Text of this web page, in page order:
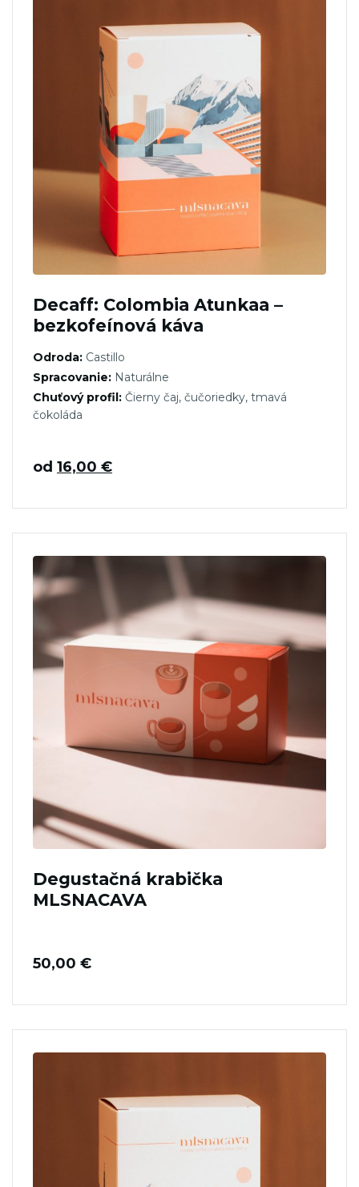
Decaff: Colombia Atunkaa –
bezkofeínová káva
Odroda: Castillo
Spracovanie: Naturálne
Chuťový profil: Čierny čaj, čučoriedky, tmavá
čokoláda
od 16,00 €
Degustačná krabička
MLSNACAVA
50,00 €